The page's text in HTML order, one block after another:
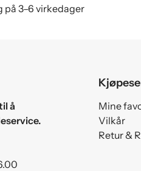
på 3–6 virkedager
å
Mine
Vilkår
Retur &